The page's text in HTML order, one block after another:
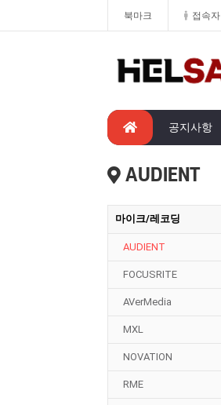
북마크 접속
공지사항
AUDIENT
마이크/레코딩
AUDIENT
FOCUSRITE
AVerMedia
MXL
NOVATION
RME